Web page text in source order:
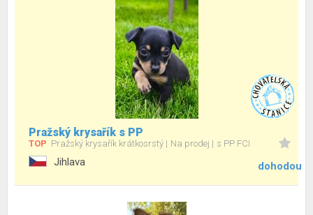
Pražský krysařík s PP
TOP Pražský krysařík krátkosrstý Na prodej s PP FCI
Jihlava dohodou